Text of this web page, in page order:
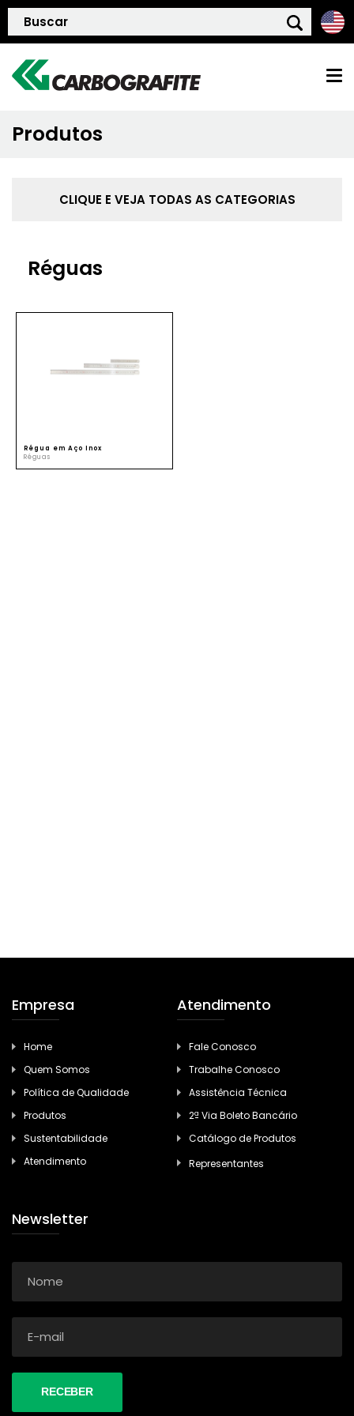
QUEM SOMOS
Produtos
CLIQUE E VEJA TODAS AS CATEGORIAS
Réguas
Régua em Aço Inox
Réguas
Empresa
Home
Quem Somos
Política de Qualidade
Produtos
Sustentabilidade
Atendimento
Atendimento
Fale Conosco
Trabalhe Conosco
Assistência Técnica
2ª Via Boleto Bancário
Catálogo de Produtos
Representantes
Newsletter